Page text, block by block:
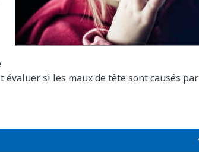
si les maux de tête sont causés par